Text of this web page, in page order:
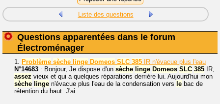
Liste des questions
Questions apparentées dans le forum
Électroménager
1. Problème sèche linge Domeos SLC 385 IR n'évacue plus l'eau
N°14683 : Bonjour, Je dispose d'un sèche linge Domeos SLC 385 IR,
assez vieux et qui a quelques réparations derrière lui. Aujourd'hui mon
sèche linge n'évacue plus l'eau de la condensation vers le bac de
rétention du haut. J'ai...